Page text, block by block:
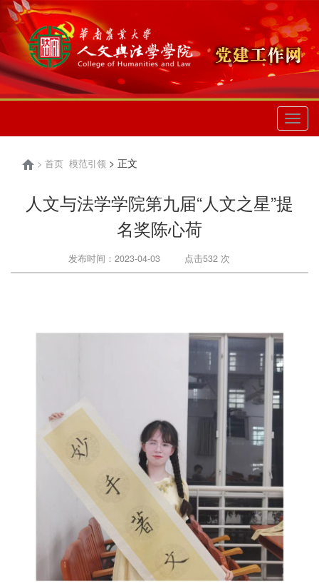
切
换
> 首页 模范引领 > 正文
人文与法学学院第九届“人文之星”提
名奖陈心荷
发布时间：2023-04-03 点击532 次